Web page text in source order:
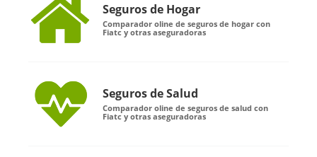
Seguros de Hogar
Comparador oline de seguros de hogar con
Fiatc y otras aseguradoras
Seguros de Salud
Comparador oline de seguros de salud con
Fiatc y otras aseguradoras